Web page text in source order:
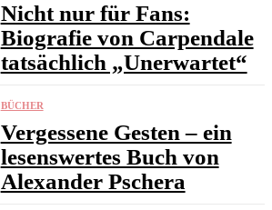
Nicht nur für Fans:
Biografie von Carpendale
tatsächlich „Unerwartet“
BÜCHER
Vergessene Gesten – ein
lesenswertes Buch von
Alexander Pschera